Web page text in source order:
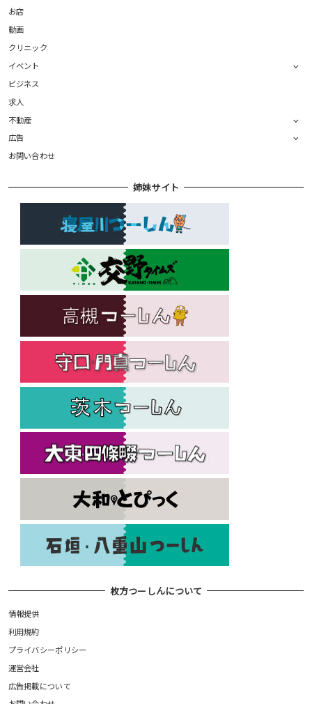
お店
動画
クリニック
イベント
ビジネス
求人
不動産
広告
お問い合わせ
姉妹サイト
枚方つーしんについて
情報提供
利用規約
プライバシーポリシー
運営会社
広告掲載について